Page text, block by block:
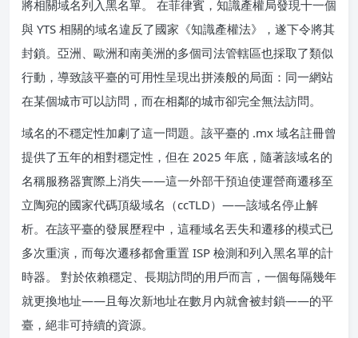
將相關域名列入黑名單。 在菲律賓，知識產權局發現十一個
與 YTS 相關的域名違反了國家《知識產權法》，遂下令將其
封鎖。亞洲、歐洲和南美洲的多個司法管轄區也採取了類似
行動，導致該平臺的可用性呈現出拼湊般的局面：同一網站
在某個城市可以訪問，而在相鄰的城市卻完全無法訪問。
域名的不穩定性加劇了這一問題。該平臺的 .mx 域名註冊曾
提供了五年的相對穩定性，但在 2025 年底，隨著該域名的
名稱服務器實際上消失——這一外部干預迫使運營商遷移至
立陶宛的國家代碼頂級域名（ccTLD）——該域名停止解
析。在該平臺的發展歷程中，這種域名丟失和遷移的模式已
多次重演，而每次遷移都會重置 ISP 檢測和列入黑名單的計
時器。 對於依賴穩定、長期訪問的用戶而言，一個每隔幾年
就更換地址——且每次新地址在數月內就會被封鎖——的平
臺，絕非可持續的資源。